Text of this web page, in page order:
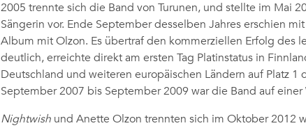
2005 trennte sich die Band von Turunen, und stellte im Mai
Sängerin vor. Ende September desselben Jahres erschien mit
Album mit Olzon. Es übertraf den kommerziellen Erfolg des
deutlich, erreichte direkt am ersten Tag Platinstatus in
Deutschland und weiteren europäischen Ländern auf Platz 1
September 2007 bis September 2009 war die Band auf
Nightwishund Anette Olzon trennten sich im Oktober 2012